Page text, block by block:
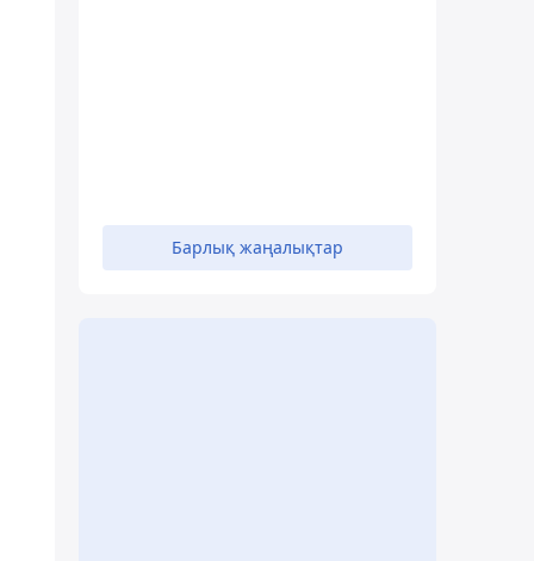
Барлық жаңалықтар